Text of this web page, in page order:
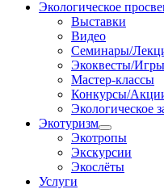
Экологическое
Выставки
Видео
Семинары/
Экоквесты/Игры
Мастер-классы
Конкурсы/
Экологическое
Экотуризм
Экотропы
Экскурсии
Экослёты
Услуги